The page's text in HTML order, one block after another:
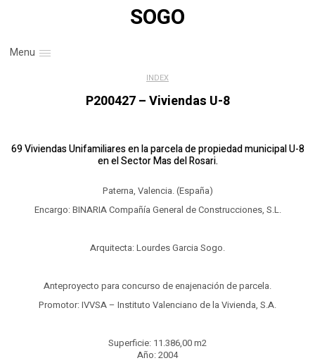
SOGO
Menu
INDEX
P200427 – Viviendas U-8
69 Viviendas Unifamiliares en la parcela de propiedad municipal U-8
en el Sector Mas del Rosari.
Paterna, Valencia. (España)
Encargo: BINARIA Compañía General de Construcciones, S.L.
Arquitecta: Lourdes Garcia Sogo.
Anteproyecto para concurso de enajenación de parcela.
Promotor: IVVSA – Instituto Valenciano de la Vivienda, S.A.
Superficie: 11.386,00 m2
Año: 2004